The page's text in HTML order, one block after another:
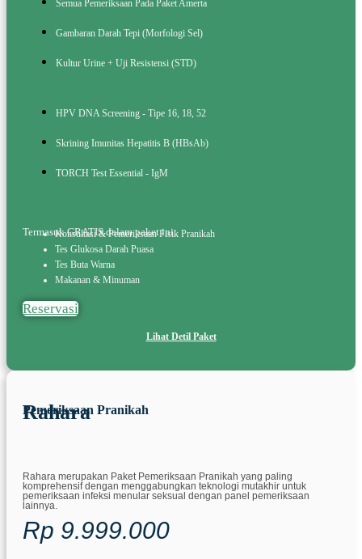
Semua Pemeriksaan Pada Paket Amerta
Gambaran Darah Tepi (Morfologi Sel)
Kultur Urine + Uji Resistensi (STD)
HPV DNA Screening - Tipe 16, 18, 52
Skrining Imunitas Hepatitis B (HBsAb)
TORCH Test Essential - IgM
Termasuk GRATIS dalam paket ini:
Konsultasi & Pemeriksaan Fisik Pranikah
Tes Glukosa Darah Puasa
Tes Buta Warna
Makanan & Minuman
Reservasi
Lihat Detil Paket
Pemeriksaan Pranikah
Rahara
Rahara merupakan Paket Pemeriksaan Pranikah yang paling
komprehensif dengan menggabungkan teknologi mutakhir untuk
pemeriksaan infeksi menular seksual dengan panel pemeriksaan
lainnya.
Rp 9.999.000